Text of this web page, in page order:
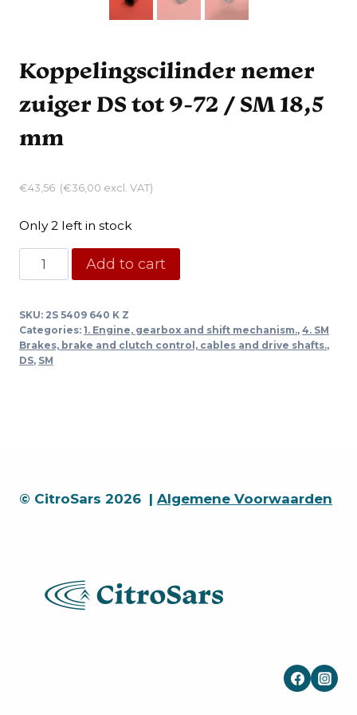
Koppelingscilinder nemer
zuiger DS tot 9-72 / SM 18,5
mm
€43,56 (€36,00 excl. VAT)
Only 2 left in stock
Koppelingscilinder
nemer
DS
tot
9-
quantity
Add to cart
SKU: 2S 5409 640 K Z
Categories: 1. Engine, gearbox and shift mechanism., 4. SM
Brakes, brake and clutch control, cables and drive shafts.,
DS, SM
© CitroSars 2026 | Algemene Voorwaarden